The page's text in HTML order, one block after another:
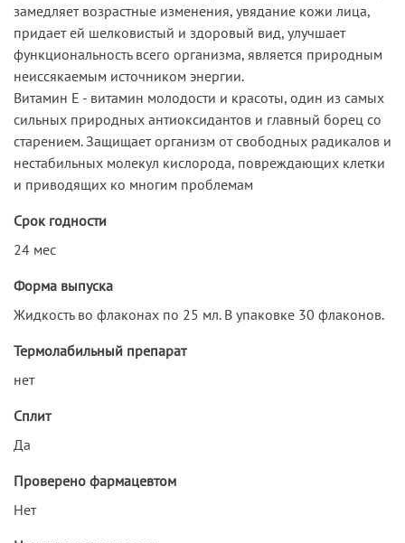
замедляет возрастные изменения, увядание кожи лица,
придает ей шелковистый и здоровый вид, улучшает
функциональность всего организма, является природным
неиссякаемым источником энергии.
Витамин Е - витамин молодости и красоты, один из самых
сильных природных антиоксидантов и главный борец со
старением. Защищает организм от свободных радикалов и
нестабильных молекул кислорода, повреждающих клетки
и приводящих ко многим проблемам
Срок годности
24 мес
Форма выпуска
Жидкость во флаконах по 25 мл. В упаковке 30 флаконов.
Термолабильный препарат
нет
Сплит
Да
Проверено фармацевтом
Нет